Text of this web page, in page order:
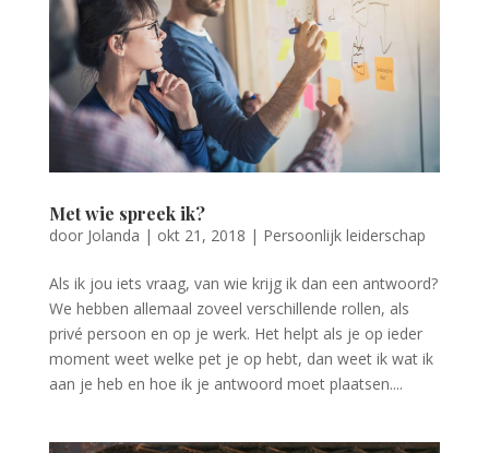
Met wie spreek ik?
door Jolanda | okt 21, 2018 | Persoonlijk leiderschap
Als ik jou iets vraag, van wie krijg ik dan een antwoord?
We hebben allemaal zoveel verschillende rollen, als
privé persoon en op je werk. Het helpt als je op ieder
moment weet welke pet je op hebt, dan weet ik wat ik
aan je heb en hoe ik je antwoord moet plaatsen....